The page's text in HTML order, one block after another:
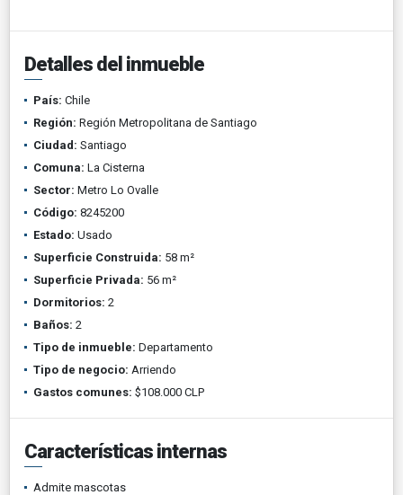
Detalles del inmueble
País: Chile
Región: Región Metropolitana de Santiago
Ciudad: Santiago
Comuna: La Cisterna
Sector: Metro Lo Ovalle
Código: 8245200
Estado: Usado
Superficie Construida: 58 m²
Superficie Privada: 56 m²
Dormitorios: 2
Baños: 2
Tipo de inmueble: Departamento
Tipo de negocio: Arriendo
Gastos comunes: $108.000 CLP
Características internas
Admite mascotas